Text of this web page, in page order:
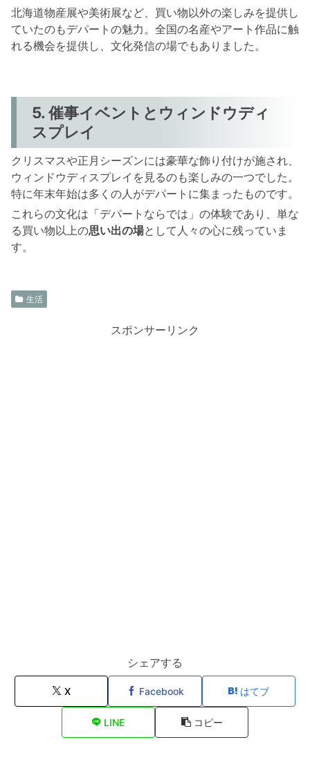
北海道物産展や美術展など、買い物以外の楽しみを提供し
ていたのもデパートの魅力。全国の名産やアート作品に触
れる機会を提供し、文化発信の場でもありました。
5. 催事イベントとウィンドウディ
スプレイ
クリスマスや正月シーズンには豪華な飾り付けが施され、
ウィンドウディスプレイを見るのも楽しみの一つでした。
特に年末年始は多くの人がデパートに集まったものです。
これらの文化は「デパートならでは」の体験であり、単な
る買い物以上の思い出の場として人々の心に残っていま
す。
生活
スポンサーリンク
シェアする
X Facebook はてブ
LINE コピー